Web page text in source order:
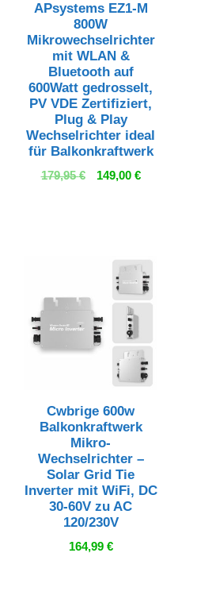
APsystems EZ1-M
800W
Mikrowechselrichter
mit WLAN &
Bluetooth auf
600Watt gedrosselt,
PV VDE Zertifiziert,
Plug & Play
Wechselrichter ideal
für Balkonkraftwerk
179,95€
Ursprünglicher
149,00 €Aktueller
Cwbrige 600w
Balkonkraftwerk
Mikro-
Wechselrichter –
Solar Grid Tie
Inverter mit WiFi, DC
30-60V zu AC
120/230V
164,99 €